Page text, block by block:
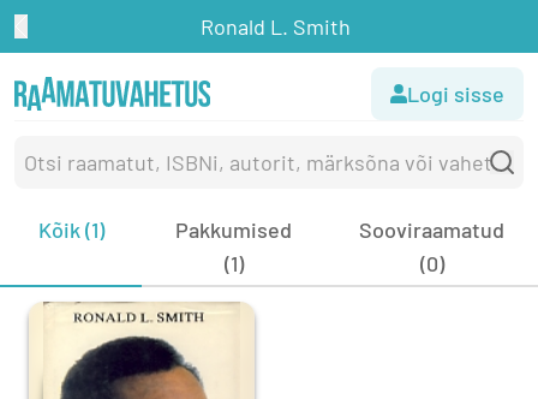
Ronald L. Smith
Logi sisse
Kõik (1)
Pakkumised
(1)
Sooviraamatud
(0)